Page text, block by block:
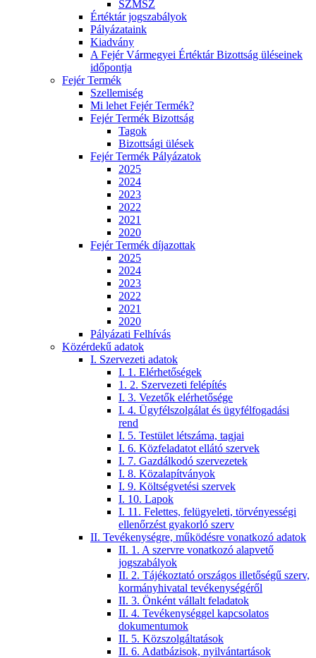
SZMSZ
Értéktár jogszabályok
Pályázataink
Kiadvány
A Fejér Vármegyei Értéktár Bizottság üléseinek
időpontja
Fejér Termék
Szellemiség
Mi lehet Fejér Termék?
Fejér Termék Bizottság
Tagok
Bizottsági ülések
Fejér Termék Pályázatok
2025
2024
2023
2022
2021
2020
Fejér Termék díjazottak
2025
2024
2023
2022
2021
2020
Pályázati Felhívás
Közérdekű adatok
I. Szervezeti adatok
I. 1. Elérhetőségek
1. 2. Szervezeti felépítés
I. 3. Vezetők elérhetősége
I. 4. Ügyfélszolgálat és ügyfélfogadási
rend
I. 5. Testület létszáma, tagjai
I. 6. Közfeladatot ellátó szervek
I. 7. Gazdálkodó szervezetek
I. 8. Közalapítványok
I. 9. Költségvetési szervek
I. 10. Lapok
I. 11. Felettes, felügyeleti, törvényességi
ellenőrzést gyakorló szerv
II. Tevékenységre, működésre vonatkozó adatok
II. 1. A szervre vonatkozó alapvető
jogszabályok
II. 2. Tájékoztató országos illetőségű szerv,
kormányhivatal tevékenységéről
II. 3. Önként vállalt feladatok
II. 4. Tevékenységgel kapcsolatos
dokumentumok
II. 5. Közszolgáltatások
II. 6. Adatbázisok, nyilvántartások